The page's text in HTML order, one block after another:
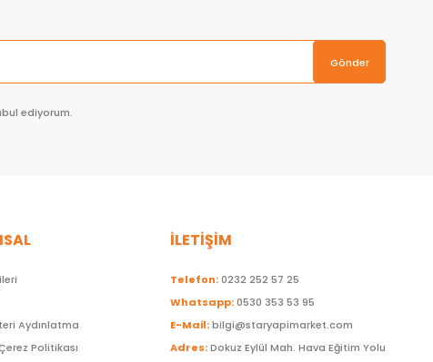
Gönder
ediyorum.
Aydınlatma
Politikası
İLETİŞİM
Telefon:0232 252 57 25
Whatsapp:0530 353 53 95
E-Mail:bilgi@staryapimarket.com
Adres:Dokuz Eylül Mah. Hava Eğitim Yolu